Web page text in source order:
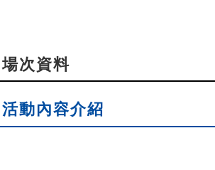
場次資料
活動內容介紹